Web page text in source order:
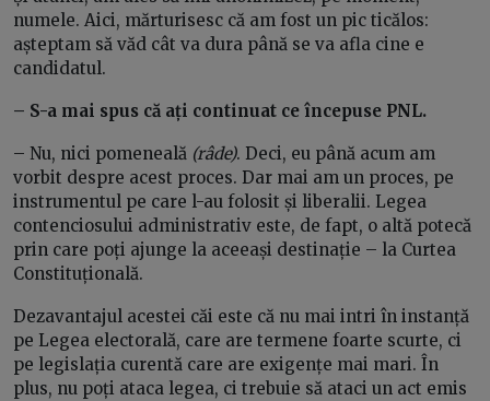
numele. Aici, mărturisesc că am fost un pic ticălos:
așteptam să văd cât va dura până se va afla cine e
candidatul.
– S-a mai spus că ați continuat ce începuse PNL.
– Nu, nici pomeneală (râde). Deci, eu până acum am
vorbit despre acest proces. Dar mai am un proces, pe
instrumentul pe care l-au folosit și liberalii. Legea
contenciosului administrativ este, de fapt, o altă potecă
prin care poți ajunge la aceeași destinație – la Curtea
Constituțională.
Dezavantajul acestei căi este că nu mai intri în instanță
pe Legea electorală, care are termene foarte scurte, ci
pe legislația curentă care are exigențe mai mari. În
plus, nu poți ataca legea, ci trebuie să ataci un act emis